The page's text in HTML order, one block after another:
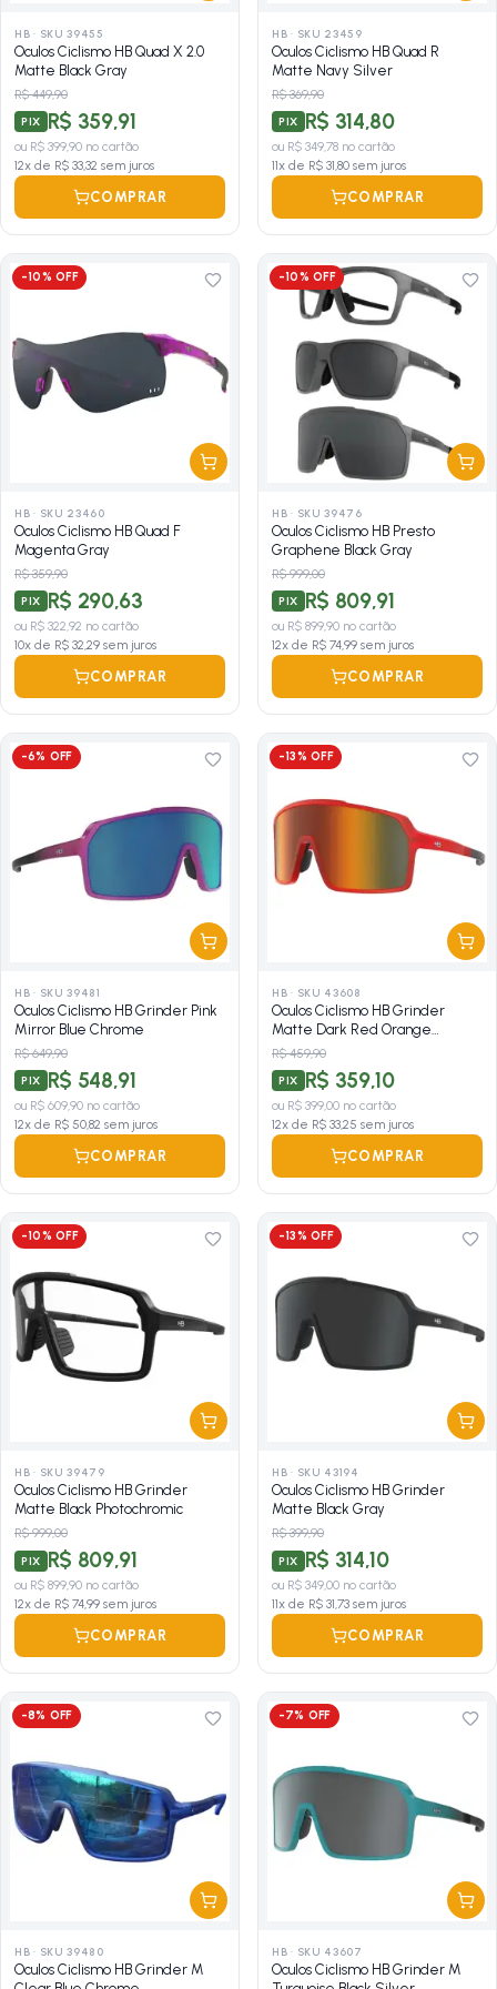
HB · SKU 39455
Oculos Ciclismo HB Quad X 2.0
Matte Black Gray
R$ 449,90
PIX R$ 359,91
ou R$ 399,90 no cartão
12x de R$ 33,32 sem juros
COMPRAR
HB · SKU 23459
Oculos Ciclismo HB Quad R
Matte Navy Silver
R$ 369,90
PIX R$ 314,80
ou R$ 349,78 no cartão
11x de R$ 31,80 sem juros
COMPRAR
-10% OFF
HB · SKU 23460
Oculos Ciclismo HB Quad F
Magenta Gray
R$ 359,90
PIX R$ 290,63
ou R$ 322,92 no cartão
10x de R$ 32,29 sem juros
COMPRAR
-10% OFF
HB · SKU 39476
Oculos Ciclismo HB Presto
Graphene Black Gray
R$ 999,00
PIX R$ 809,91
ou R$ 899,90 no cartão
12x de R$ 74,99 sem juros
COMPRAR
-6% OFF
HB · SKU 39481
Oculos Ciclismo HB Grinder Pink
Mirror Blue Chrome
R$ 649,90
PIX R$ 548,91
ou R$ 609,90 no cartão
12x de R$ 50,82 sem juros
COMPRAR
-13% OFF
HB · SKU 43608
Oculos Ciclismo HB Grinder
Matte Dark Red Orange
Chrome
R$ 459,90
PIX R$ 359,10
ou R$ 399,00 no cartão
12x de R$ 33,25 sem juros
COMPRAR
-10% OFF
HB · SKU 39479
Oculos Ciclismo HB Grinder
Matte Black Photochromic
R$ 999,00
PIX R$ 809,91
ou R$ 899,90 no cartão
12x de R$ 74,99 sem juros
COMPRAR
-13% OFF
HB · SKU 43194
Oculos Ciclismo HB Grinder
Matte Black Gray
R$ 399,90
PIX R$ 314,10
ou R$ 349,00 no cartão
11x de R$ 31,73 sem juros
COMPRAR
-8% OFF
HB · SKU 39480
Oculos Ciclismo HB Grinder M
-7% OFF
HB · SKU 43607
Oculos Ciclismo HB Grinder M